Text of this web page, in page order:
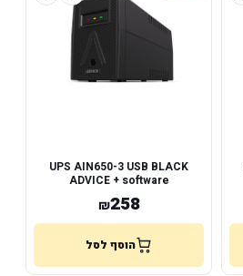
UPS AIN650-3 USB BLACK
ADVICE + software
₪258
הוסף לסל